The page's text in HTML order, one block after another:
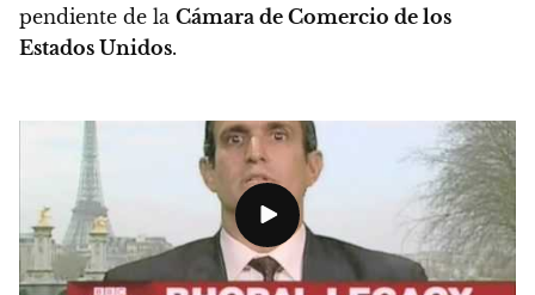
pendiente de la Cámara de Comercio de los
Estados Unidos.